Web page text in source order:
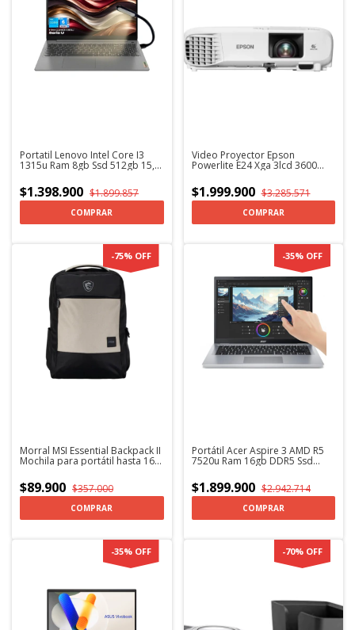
Portatil Lenovo Intel Core I3
1315u Ram 8gb Ssd 512gb 15,6
$1.398.900 $1.899.857
Video Proyector Epson
Powerlite E24 Xga 3lcd 3600
$1.999.900 $3.285.571
Morral MSI Essential Backpack II
Mochila para portátil hasta 16
-75% OFF
$89.900 $357.000
Portátil Acer Aspire 3 AMD R5
7520u Ram 16gb DDR5 Ssd
-35% OFF
$1.899.900 $2.942.714
-35% OFF -70% OFF